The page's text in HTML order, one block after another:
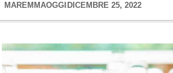
MAREMMAOGGI DICEMBRE 25, 2022